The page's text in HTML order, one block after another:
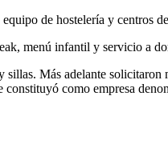
de hostelería y centros
menú infantil y servicio a
Más adelante
como empresa